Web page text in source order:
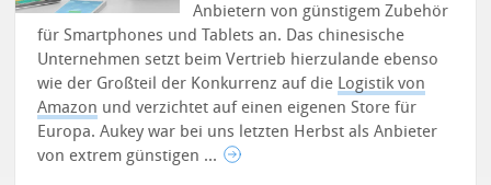
Anbietern von günstigem Zubehör
für Smartphones und Tablets an. Das chinesische
Unternehmen setzt beim Vertrieb hierzulande ebenso
wie der Großteil der Konkurrenz auf die Logistik von
Amazon und verzichtet auf einen eigenen Store für
Europa.Aukey war bei uns letzten Herbst als Anbieter
von extrem günstigen ...